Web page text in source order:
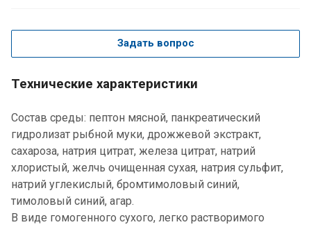
Задать вопрос
Технические характеристики
Состав среды: пептон мясной, панкреатический
гидролизат рыбной муки, дрожжевой экстракт,
сахароза, натрия цитрат, железа цитрат, натрий
хлористый, желчь очищенная сухая, натрия сульфит,
натрий углекислый, бромтимоловый синий,
тимоловый синий, агар.
В виде гомогенного сухого, легко растворимого